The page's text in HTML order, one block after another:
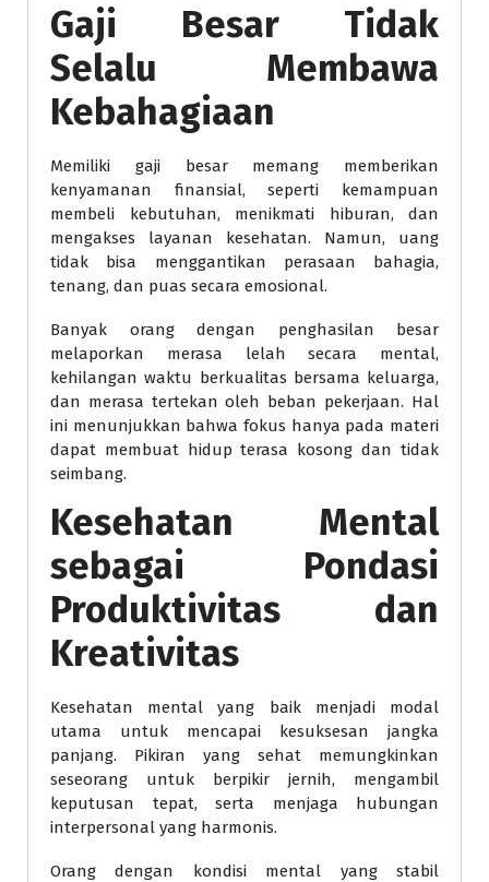
Gaji Besar Tidak
Selalu Membawa
Kebahagiaan
Memiliki gaji besar memang memberikan
kenyamanan finansial, seperti kemampuan
membeli kebutuhan, menikmati hiburan, dan
mengakses layanan kesehatan. Namun, uang
tidak bisa menggantikan perasaan bahagia,
tenang, dan puas secara emosional.
Banyak orang dengan penghasilan besar
melaporkan merasa lelah secara mental,
kehilangan waktu berkualitas bersama keluarga,
dan merasa tertekan oleh beban pekerjaan. Hal
ini menunjukkan bahwa fokus hanya pada materi
dapat membuat hidup terasa kosong dan tidak
seimbang.
Kesehatan Mental
sebagai Pondasi
Produktivitas dan
Kreativitas
Kesehatan mental yang baik menjadi modal
utama untuk mencapai kesuksesan jangka
panjang. Pikiran yang sehat memungkinkan
seseorang untuk berpikir jernih, mengambil
keputusan tepat, serta menjaga hubungan
interpersonal yang harmonis.
Orang dengan kondisi mental yang stabil